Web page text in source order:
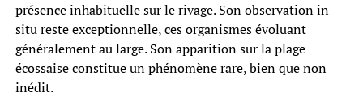
présence inhabituelle sur le rivage. Son observation in
situ reste exceptionnelle, ces organismes évoluant
généralement au large. Son apparition sur la plage
écossaise constitue un phénomène rare, bien que non
inédit.